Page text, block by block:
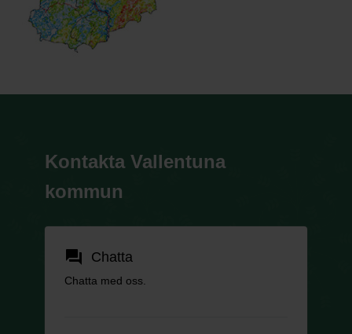
Kontakta Vallentuna
kommun
forum Chatta
Chatta med oss.